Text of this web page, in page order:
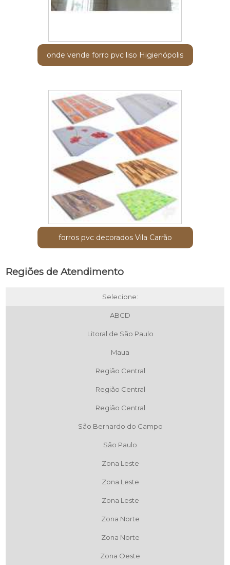
onde vende forro pvc liso Higienópolis
forros pvc decorados Vila Carrão
Regiões de Atendimento
Selecione:
ABCD
Litoral de São Paulo
Maua
Região Central
Região Central
Região Central
São Bernardo do Campo
São Paulo
Zona Leste
Zona Leste
Zona Leste
Zona Norte
Zona Norte
Zona Oeste